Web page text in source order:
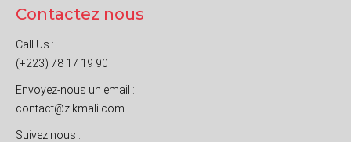
Contactez nous
Call Us :
(+223) 78 17 19 90
Envoyez-nous un email :
contact@zikmali.com
Suivez nous :